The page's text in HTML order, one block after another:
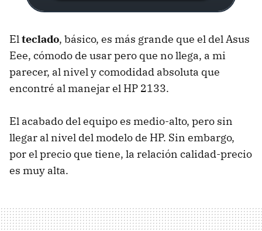
Elteclado, básico, es más grande que el del Asus
Eee, cómodo de usar pero que no llega, a mi
parecer, al nivel y comodidad absoluta que
encontré al manejar el HP 2133.
El acabado del equipo es medio-alto, pero sin
llegar al nivel del modelo de HP. Sin embargo,
por el precio que tiene, la relación calidad-precio
es muy alta.